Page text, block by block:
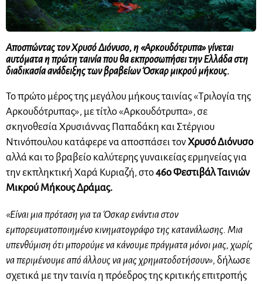
Αποσπώντας τον Χρυσό Διόνυσο, η «Αρκουδότρυπα» γίνεται
αυτόματα η πρώτη ταινία που θα εκπροσωπήσει την Ελλάδα στη
διαδικασία ανάδειξης των βραβείων Όσκαρ μικρού μήκους.
Το πρώτο μέρος της μεγάλου μήκους ταινίας «Τριλογία της
Αρκουδότρυπας», με τίτλο «Αρκουδότρυπα», σε
σκηνοθεσία Χρυσιάννας Παπαδάκη και Στέργιου
Ντινόπουλου κατάφερε να αποσπάσει τονΧρυσό Διόνυσο
αλλά και το βραβείο καλύτερης γυναικείας ερμηνείας για
την εκπληκτική Χαρά Κυριαζή, στο46ο Φεστιβάλ Ταινιών
Μικρού Μήκους Δράμας.
«Είναι μια πρόταση για τα Όσκαρ ενάντια στον
εμπορευματοποιημένο κινηματογράφο της κατανάλωσης. Μια
υπενθύμιση ότι μπορούμε να κάνουμε πράγματα μόνοι μας, χωρίς
να περιμένουμε από άλλους να μας χρηματοδοτήσουν», δήλωσε
σχετικά με την ταινία η πρόεδρος της κριτικής επιτροπής